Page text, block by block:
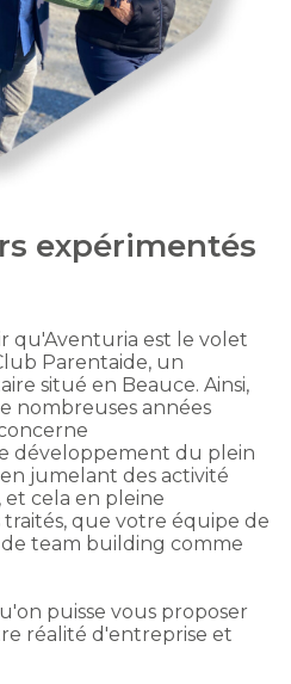
expérimentés
qu'Aventuria est le volet
Parentaide, un
situé en Beauce. Ainsi,
nombreuses années
développement du plein
jumelant des activité
et cela en pleine
traités, que votre équipe de
team building comme
puisse vous proposer
réalité d'entreprise et